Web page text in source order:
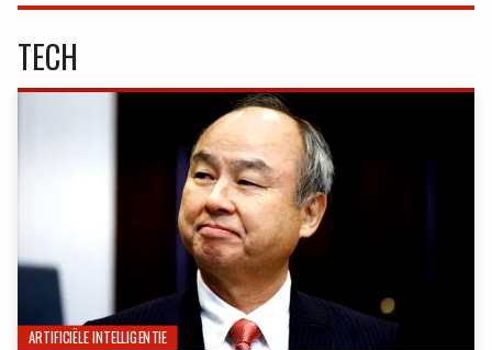
TECH
ARTIFICIËLE INTELLIGENTIE